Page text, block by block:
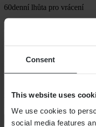
Consent
This website uses
We use cookies to
social media features
60denní lhůta pro vrácení
Díky zámku brzdového
můžete svůj motocykl
Díky zaobleným tvarům je
Victory XPlus 68 dostat.
tvrzené oceli dává jasně
Zobrazit celý popis